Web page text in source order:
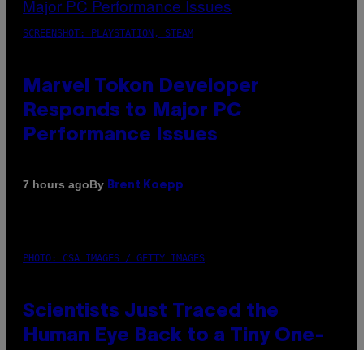
SCREENSHOT: PLAYSTATION, STEAM
Marvel Tokon Developer
Responds to Major PC
Performance Issues
7 hours agoBy Brent Koepp
PHOTO: CSA IMAGES / GETTY IMAGES
Scientists Just Traced the
Human Eye Back to a Tiny One-